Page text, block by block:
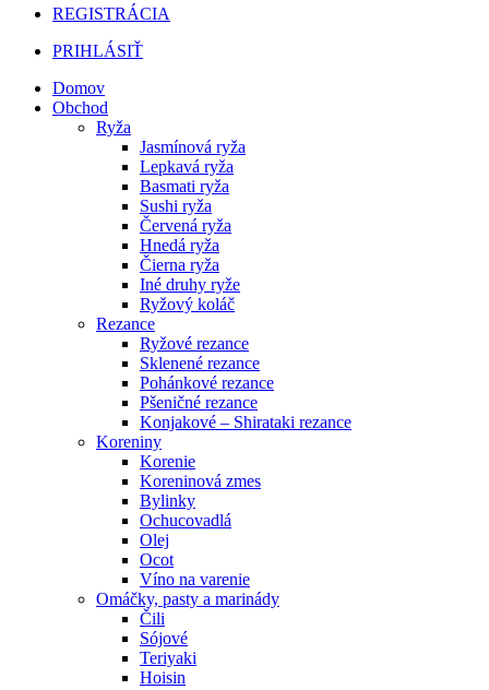
REGISTRÁCIA
PRIHLÁSIŤ
Domov
Obchod
Ryža
Jasmínová ryža
Lepkavá ryža
Basmati ryža
Sushi ryža
Červená ryža
Hnedá ryža
Čierna ryža
Iné druhy ryže
Ryžový koláč
Rezance
Ryžové rezance
Sklenené rezance
Pohánkové rezance
Pšeničné rezance
Konjakové – Shirataki rezance
Koreniny
Korenie
Koreninová zmes
Bylinky
Ochucovadlá
Olej
Ocot
Víno na varenie
Omáčky, pasty a marinády
Čili
Sójové
Teriyaki
Hoisin